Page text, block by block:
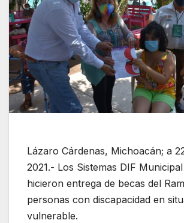
Lázaro Cárdenas, Michoacán; a
2021.- Los Sistemas DIF
hicieron entrega de becas del
personas con discapacidad en
vulnerable.